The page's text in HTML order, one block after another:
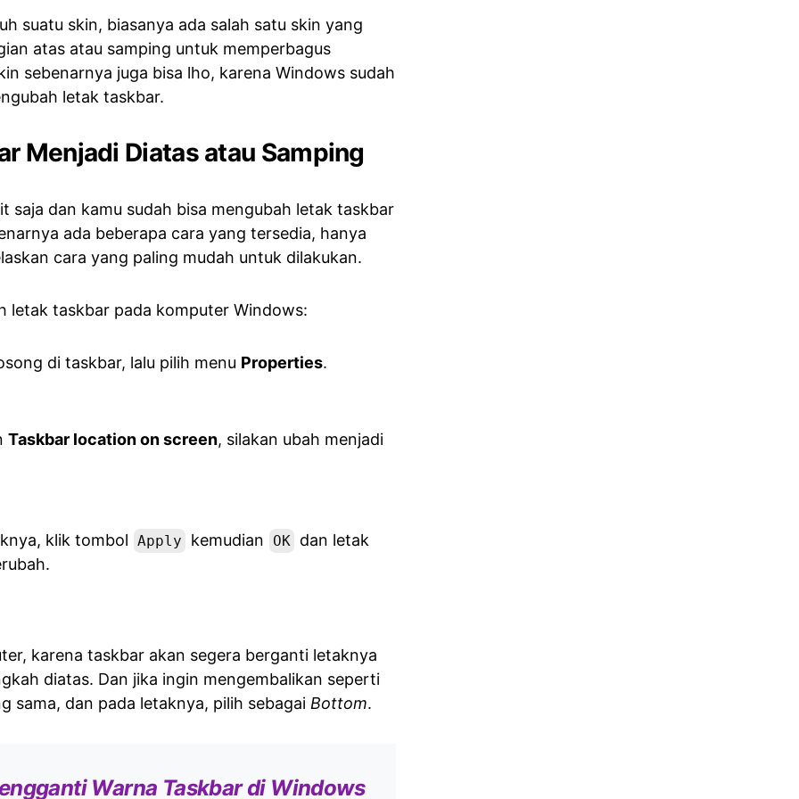
suatu skin, biasanya ada salah satu skin yang
atas atau samping untuk memperbagus
sebenarnya juga bisa lho, karena Windows sudah
letak taskbar.
Menjadi Diatas atau Samping
saja dan kamu sudah bisa mengubah letak taskbar
ada beberapa cara yang tersedia, hanya
cara yang paling mudah untuk dilakukan.
letak taskbar pada komputer Windows:
di taskbar, lalu pilih menu Properties.
Taskbar location on screen, silakan ubah menjadi
klik tombol Apply kemudian OK dan letak
karena taskbar akan segera berganti letaknya
diatas. Dan jika ingin mengembalikan seperti
sama, dan pada letaknya, pilih sebagai Bottom.
Warna Taskbar di Windows